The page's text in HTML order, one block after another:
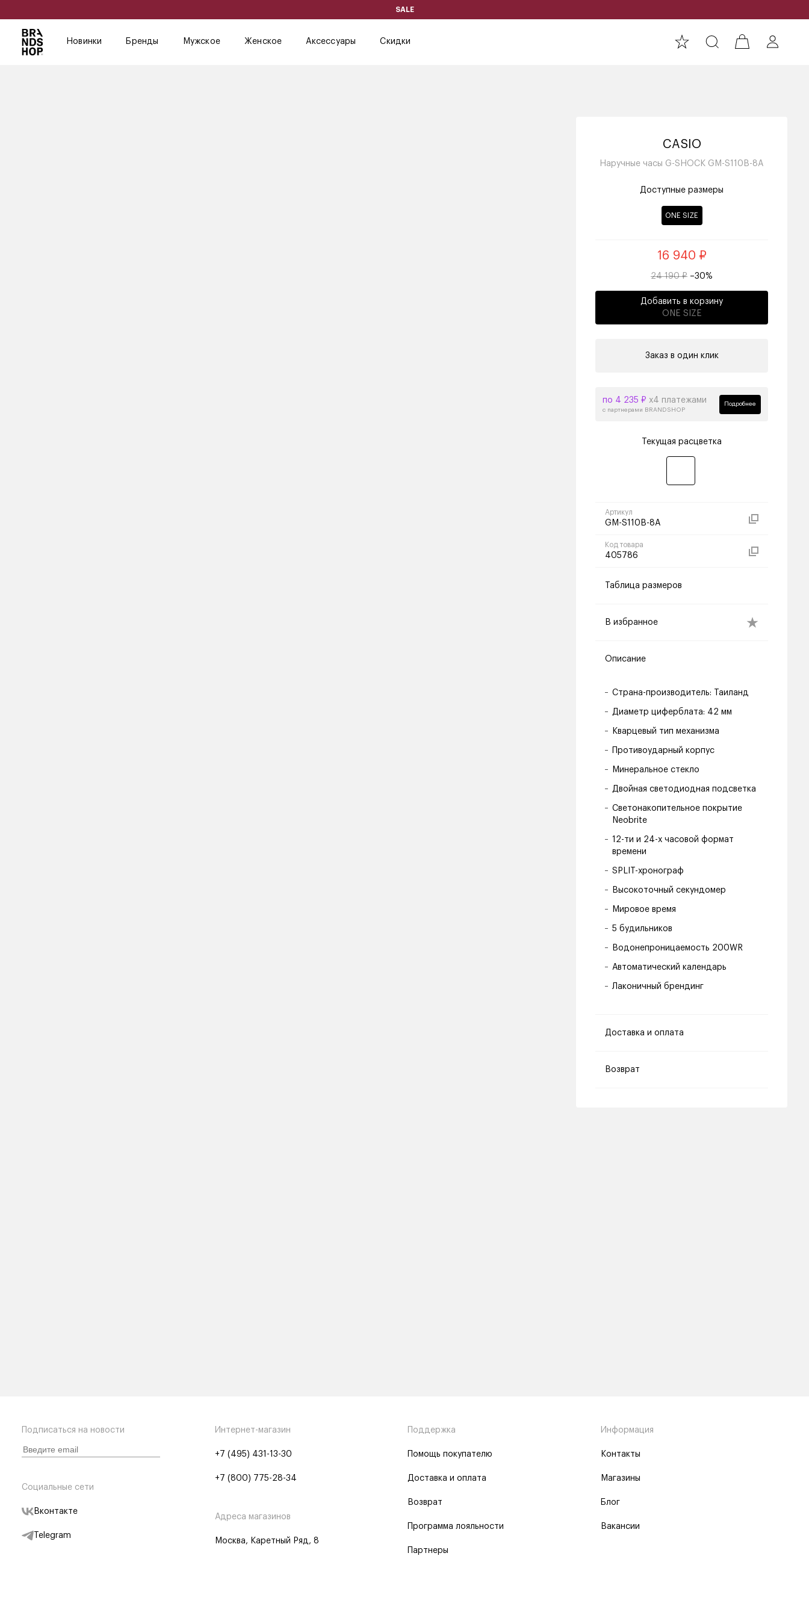
SALE
Новинки Бренды Мужское Женское Аксессуары Скидки
CASIO
Наручные часы G-SHOCK GM-S110B-8A
Доступные размеры
ONE SIZE
16 940 ₽
24 190 ₽ –30%
Добавить в корзину
ONE SIZE
Заказ в один клик
по 4 235 ₽ х4 платежами
с партнерами BRANDSHOP
Подробнее
Текущая расцветка
Артикул
GM-S110B-8A
Код товара
405786
Таблица размеров
В избранное
Описание
Страна-производитель: Таиланд
Диаметр циферблата: 42 мм
Кварцевый тип механизма
Противоударный корпус
Минеральное стекло
Двойная светодиодная подсветка
Светонакопительное покрытие
Neobrite
12-ти и 24-х часовой формат
времени
SPLIT-хронограф
Высокоточный секундомер
Мировое время
5 будильников
Водонепроницаемость 200WR
Автоматический календарь
Лаконичный брендинг
Доставка и оплата
Возврат
Подписаться на новости
Социальные сети
Вконтакте
Telegram
Интернет-магазин
+7 (495) 431-13-30
+7 (800) 775-28-34
Адреса магазинов
Москва, Каретный Ряд, 8
Поддержка
Помощь покупателю
Доставка и оплата
Возврат
Программа лояльности
Партнеры
Информация
Контакты
Магазины
Блог
Вакансии